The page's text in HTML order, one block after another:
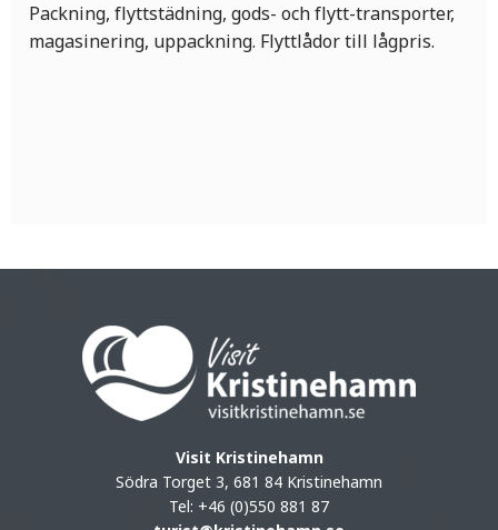
Packning, flyttstädning, gods- och flytt-transporter,
magasinering, uppackning. Flyttlådor till lågpris.
Visit Kristinehamn
Södra Torget 3, 681 84 Kristinehamn
Tel: +46 (0)550 881 87